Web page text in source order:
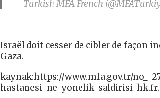
— Turkish MFA French
Israël doit cesser de cibler de façon
Gaza.
kaynak:https://www.mfa.gov.tr/
hastanesi-ne-yonelik-saldirisi-